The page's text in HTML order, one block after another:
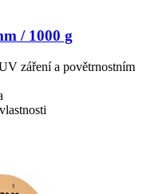
/ 1000 g
záření a povětrnostním